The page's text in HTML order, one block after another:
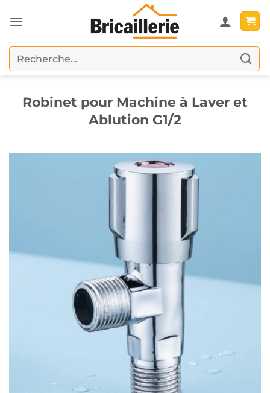
au
Recherche
pour :
Robinet pour Machine à Laver et
Ablution G1/2